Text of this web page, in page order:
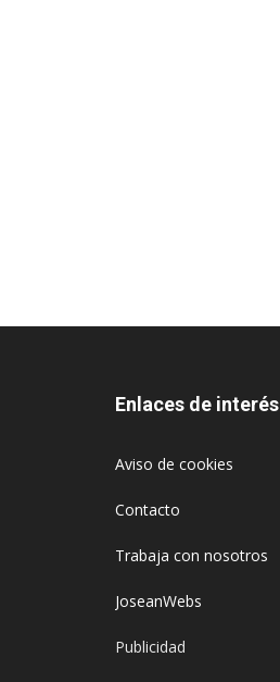
Enlaces de interés
Aviso de cookies
Contacto
Trabaja con nosotros
JoseanWebs
Publicidad